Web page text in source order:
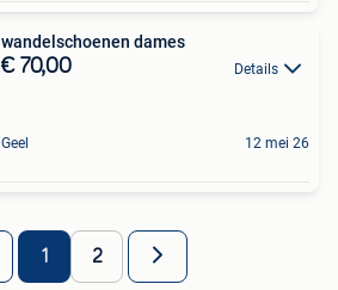
wandelschoenen dames
€ 70,00 Details
Geel 12 mei 26
1 2